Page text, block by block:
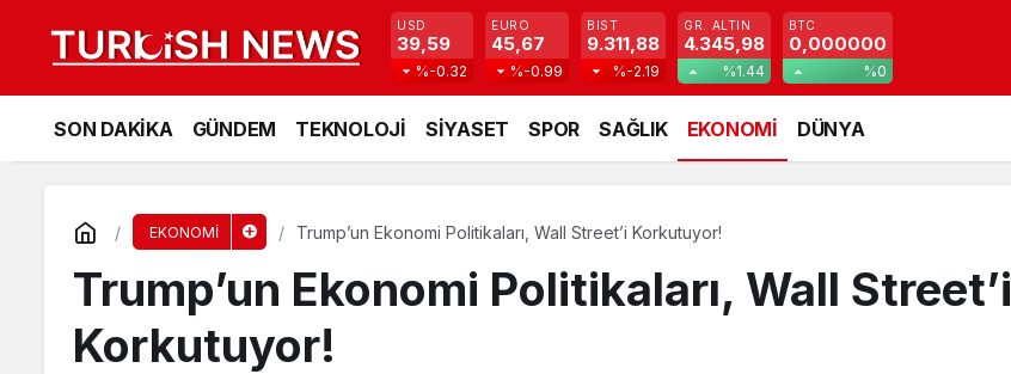
USD
39,59
%-0.32
EURO
45,67
%-0.99
BIST
9.311,88
%-2.19
GR. ALTIN
4.345,98
%1.44
BTC
0,000000
%0
SON DAKİKA GÜNDEM TEKNOLOJİ SİYASET SPOR SAĞLIK EKONOMİ DÜNYA
EKONOMİ Trump’un Ekonomi Politikaları, Wall Street’i Korkutuyor!
Trump’un Ekonomi Politikaları, Wall Street’i
Korkutuyor!